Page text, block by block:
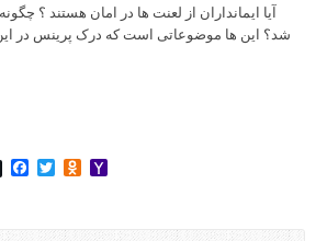
آیا ایمانداران از لعنت ها در امان هستند ؟
شد؟ این ها موضوعاتی است که درک پرینس در این
Facebook
TwitterOdnoklassniki